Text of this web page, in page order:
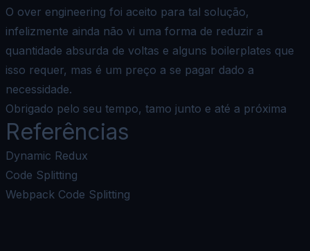
O over engineering foi aceito para tal solução,
infelizmente ainda não vi uma forma de reduzir a
quantidade absurda de voltas e alguns boilerplates que
isso requer, mas é um preço a se pagar dado a
necessidade.
Obrigado pelo seu tempo, tamo junto e até a próxima
Referências
Dynamic Redux
Code Splitting
Webpack Code Splitting